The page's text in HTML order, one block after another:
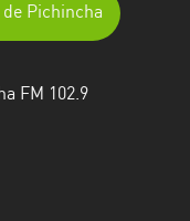
de Pichincha
FM 102.9